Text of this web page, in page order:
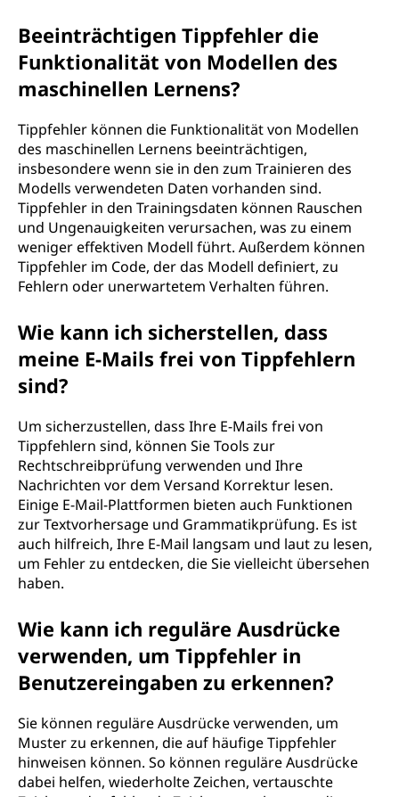
Beeinträchtigen Tippfehler die
Funktionalität von Modellen des
maschinellen Lernens?
Tippfehler können die Funktionalität von Modellen
des maschinellen Lernens beeinträchtigen,
insbesondere wenn sie in den zum Trainieren des
Modells verwendeten Daten vorhanden sind.
Tippfehler in den Trainingsdaten können Rauschen
und Ungenauigkeiten verursachen, was zu einem
weniger effektiven Modell führt. Außerdem können
Tippfehler im Code, der das Modell definiert, zu
Fehlern oder unerwartetem Verhalten führen.
Wie kann ich sicherstellen, dass
meine E-Mails frei von Tippfehlern
sind?
Um sicherzustellen, dass Ihre E-Mails frei von
Tippfehlern sind, können Sie Tools zur
Rechtschreibprüfung verwenden und Ihre
Nachrichten vor dem Versand Korrektur lesen.
Einige E-Mail-Plattformen bieten auch Funktionen
zur Textvorhersage und Grammatikprüfung. Es ist
auch hilfreich, Ihre E-Mail langsam und laut zu lesen,
um Fehler zu entdecken, die Sie vielleicht übersehen
haben.
Wie kann ich reguläre Ausdrücke
verwenden, um Tippfehler in
Benutzereingaben zu erkennen?
Sie können reguläre Ausdrücke verwenden, um
Muster zu erkennen, die auf häufige Tippfehler
hinweisen können. So können reguläre Ausdrücke
dabei helfen, wiederholte Zeichen, vertauschte